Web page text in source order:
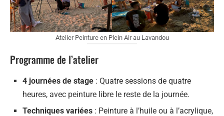
Atelier Peinture en Plein Air au Lavandou
Programme de l’atelier
4 journées de stage : Quatre sessions de quatre
heures, avec peinture libre le reste de la journée.
Techniques variées : Peinture à l’huile ou à l’acrylique,